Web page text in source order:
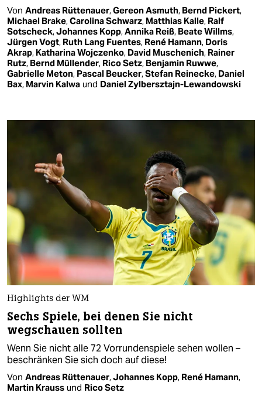
Von Andreas Rüttenauer,Gereon Asmuth, Bernd Pickert,
Michael Brake,Carolina Schwarz, Matthias Kalle, Ralf
Sotscheck,Johannes Kopp,Annika Reiß, Beate Willms,
Jürgen Vogt, Ruth Lang Fuentes, René Hamann, Doris
Akrap, Katharina Wojczenko, David Muschenich, Rainer
Rutz, Bernd Müllender, Rico Setz, Benjamin Ruwwe,
Gabrielle Meton, Pascal Beucker,Stefan Reinecke, Daniel
Bax, Marvin Kalwa und Daniel Zylbersztajn-Lewandowski
Highlights der WM
Sechs Spiele, bei denen Sie nicht
wegschauen sollten
Wenn Sie nicht alle 72 Vorrundenspiele sehen wollen –
beschränken Sie sich doch auf diese!
Von Andreas Rüttenauer,Johannes Kopp, René Hamann,
Martin Krauss und Rico Setz